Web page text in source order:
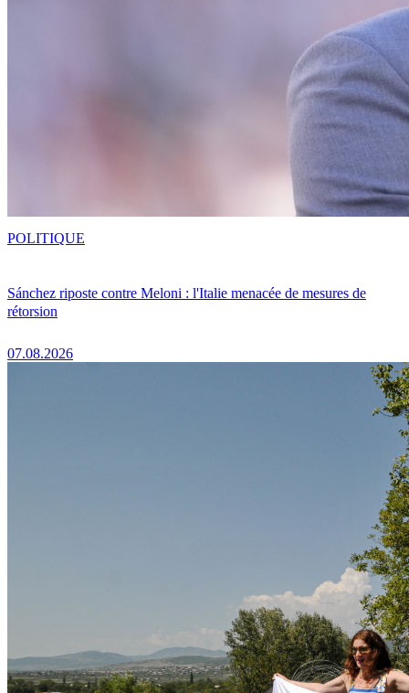
Sánchez riposte contre Meloni : l'Italie menacée de mesures de
rétorsion
07.08.2026
POLITIQUE